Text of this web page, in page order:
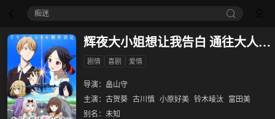
痴迷
辉夜大小姐想让我告白 通往大人的阶梯
剧情 喜剧 爱情
导演： 畠山守
主演： 古贺葵 古川慎 小原好美 铃木崚汰
富田美
别名： 未知